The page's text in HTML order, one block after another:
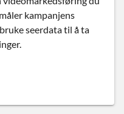
kampanjens
seerdata til å ta